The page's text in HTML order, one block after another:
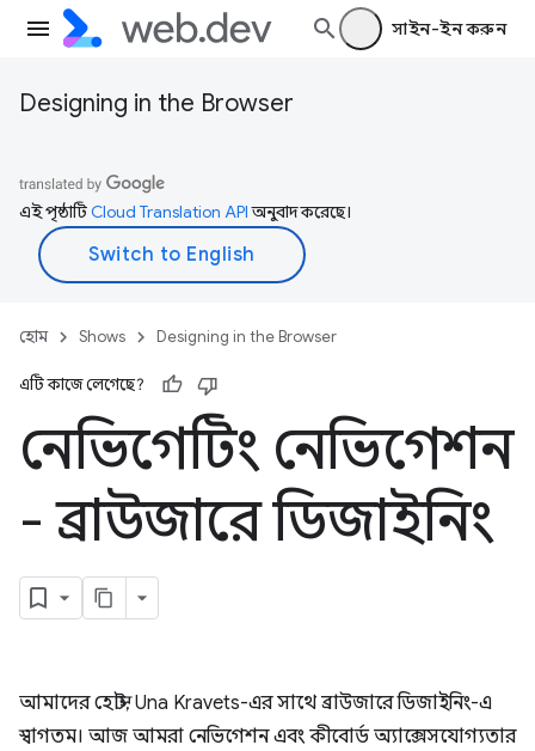
সাইন-ইন করুন
Designing in the Browser
এই পৃষ্ঠাটিCloud Translation APIঅনুবাদ করেছে।
হোম Shows Designing in the Browser
এটি কাজে লেগেছে?
নেভিগেটিং নেভিগেশন
- ব্রাউজারে ডিজাইনিং
আমাদের হোস্ট, Una Kravets-এর সাথে ব্রাউজারে ডিজাইনিং-এ
স্বাগতম। আজ আমরা নেভিগেশন এবং কীবোর্ড অ্যাক্সেসযোগ্যতার